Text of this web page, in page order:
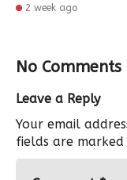
2 week ago
No Comments
Leave a Reply
Your email
fields are marked